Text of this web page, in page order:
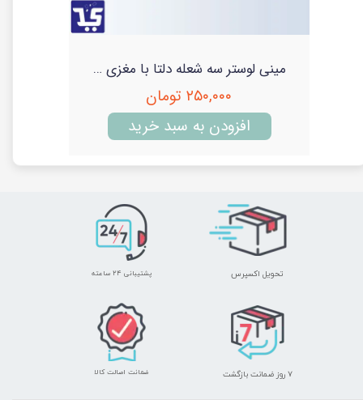
مینی لوستر سه شعله دلتا با مغزی سرامیک
۲۵۰,۰۰۰ تومان
افزودن به سبد خرید
تحویل اکسپرس پشتیبانی ۲۴ ساعته
۷ روز ضمانت بازگشت ضمانت اصالت کالا